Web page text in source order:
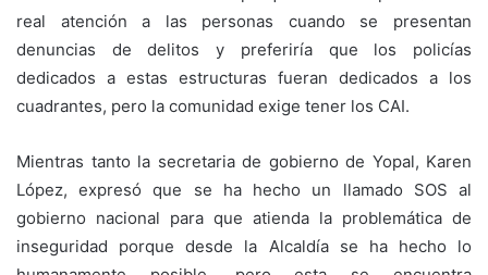
real atención a las personas cuando se presentan
denuncias de delitos y preferiría que los policías
dedicados a estas estructuras fueran dedicados a los
cuadrantes, pero la comunidad exige tener los CAI.
Mientras tanto la secretaria de gobierno de Yopal, Karen
López, expresó que se ha hecho un llamado SOS al
gobierno nacional para que atienda la problemática de
inseguridad porque desde la Alcaldía se ha hecho lo